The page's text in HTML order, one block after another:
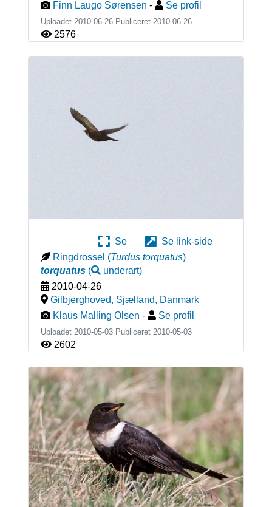
Finn Laugo Sørensen - Se profil
Uploadet 2010-06-26 Publiceret 2010-06-26
2576
Se
Se link-side
Ringdrossel (Turdus torquatus)
torquatus( underart)
2010-04-26
Gilbjerghoved, Sjælland, Danmark
Klaus Malling Olsen - Se profil
Uploadet 2010-05-03 Publiceret 2010-05-03
2602